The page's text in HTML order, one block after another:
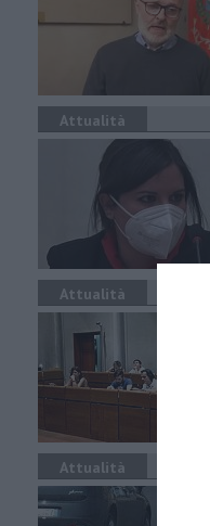
Attualità
Attualità
Attualità